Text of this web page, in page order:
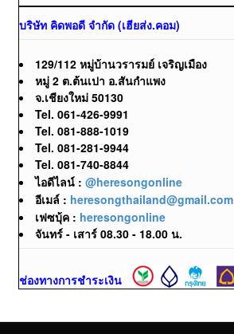
บริษัท คิดพอดี จำกัด (เฮียส่ง.คอม)
129/112 หมู่บ้านวรารมย์ เจริญเมือง
หมู่ 2 ต.ต้นเปา อ.สันกำแพง
จ.เชียงใหม่ 50130
Tel. 061-426-9991
Tel. 081-888-1019
Tel. 081-281-9944
Tel. 081-740-8844
ไอดีไลน์ : @heresongonline
อีเมล์ : heresongthailand@gmail.com
เฟซบุ้ค : heresongonline
จันทร์ - เสาร์ 08.30 - 18.00 น.
ช่องทางการชำระเงิน